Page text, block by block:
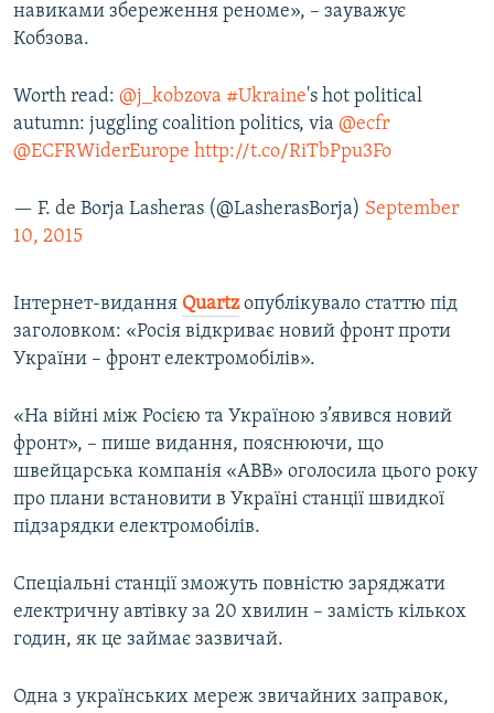
навиками збереження реноме», – зауважує
Кобзова.
Worth read: @j_kobzova #Ukraine's hot political
autumn: juggling coalition politics, via @ecfr
@ECFRWiderEurope http://t.co/RiTbPpu3Fo
— F. de Borja Lasheras (@LasherasBorja) September
10, 2015
Інтернет-видання Quartzопублікувало статтю під
заголовком: «Росія відкриває новий фронт проти
України – фронт електромобілів».
«На війні між Росією та Україною з’явився новий
фронт», – пише видання, пояснюючи, що
швейцарська компанія «ABB» оголосила цього року
про плани встановити в Україні станції швидкої
підзарядки електромобілів.
Спеціальні станції зможуть повністю заряджати
електричну автівку за 20 хвилин – замість кількох
годин, як це займає зазвичай.
Одна з українських мереж звичайних заправок,